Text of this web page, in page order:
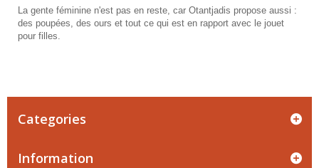
La gente féminine n'est pas en reste, car Otantjadis propose aussi :
des poupées, des ours et tout ce qui est en rapport avec le jouet
pour filles.
Categories
Information